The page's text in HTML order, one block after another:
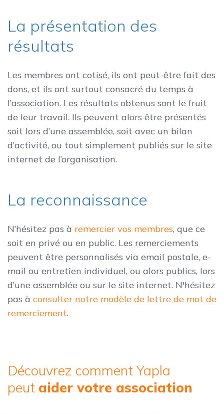
La présentation des
résultats
Les membres ont cotisé, ils ont peut-être fait des
dons, et ils ont surtout consacré du temps à
l’association. Les résultats obtenus sont le fruit
de leur travail. Ils peuvent alors être présentés
soit lors d’une assemblée, soit avec un bilan
d’activité, ou tout simplement publiés sur le site
internet de l’organisation.
La reconnaissance
N’hésitez pas à remercier vos membres, que ce
soit en privé ou en public. Les remerciements
peuvent être personnalisés via email postale, e-
mail ou entretien individuel, ou alors publics, lors
d’une assemblée ou sur le site internet. N'hésitez
pas à consulter notre modèle de lettre de mot de
remerciement.
Découvrez comment Yapla
peut aider votre association